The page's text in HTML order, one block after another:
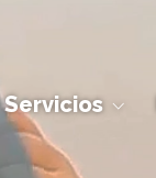
Servicios